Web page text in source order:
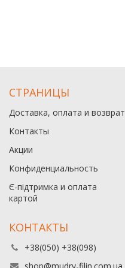
СТРАНИЦЫ
Доставка, оплата и возврат
Контакты
Акции
Конфиденциальность
Є-підтримка и оплата
картой
КОНТАКТЫ
+38(050) +38(098)